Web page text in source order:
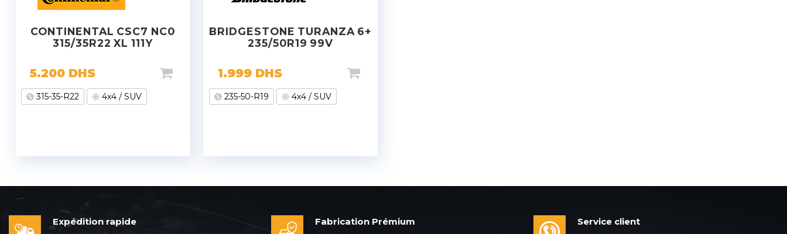
CONTINENTAL CSC7 NC0
315/35R22 XL 111Y
5.200 DHS
315-35-R22 4x4 / SUV
BRIDGESTONE TURANZA 6+
235/50R19 99V
1.999 DHS
235-50-R19 4x4 / SUV
Expédition rapide Fabrication Prémium Service client